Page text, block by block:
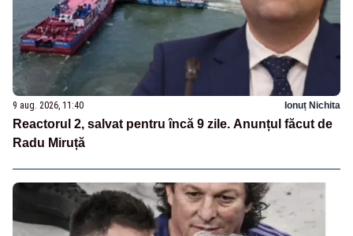
9 aug. 2026, 11:40 Ionuț Nichita
Reactorul 2, salvat pentru încă 9 zile. Anunțul făcut de
Radu Miruță